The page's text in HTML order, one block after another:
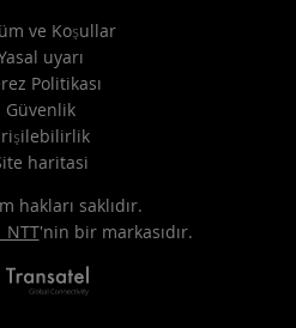
ve Koşullar
uyarı
Politikası
Güvenlik
haritasi
hakları saklıdır.
'nin bir markasıdır.